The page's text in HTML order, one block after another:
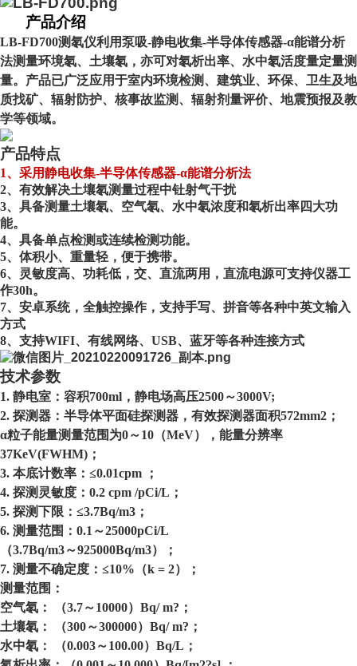
产品介绍
LB-FD700测氡仪利用泵吸-静电收集-半导体传感器-α能谱分析
法测量环境氡、土壤氡，亦可对氡析出率、水中氡活度量定量测
量。产品已广泛应用于室内环境检测、建筑业、环保、卫生及地
质找矿、辐射防护、核事故监测、辐射剂量评价、地震预报及教
学等领域。
产品特点
1、 采用静电收集-半导体传感器-α能谱分析法
2、 有效解决土壤氡测量过程中钍射气干扰
3、 具备测量土壤氡、空气氡、水中氡浓度和氡析出率四大功
能。
4、 具备单点检测或连续检测功能。
5、 体积小、重量轻，便于携带。
6、
灵敏度高、功耗低，交、直流两用，直流电源可支持仪器工
作30h。
7、 安卓系统，全触控操作，支持手写、拼音等各种中英文输入
方式
8、 支持WIFI、有线网络、USB、蓝牙等各种连接方式
技术参数
1. 静电室：容积700ml，静电场高压2500～3000V;
2. 探测器：半导体平面硅探测器，有效探测器面积572mm2；
α粒子能量测量范围为0～10（MeV），能量分辨率
37KeV(FWHM)；
3. 本底计数率：≤0.01cpm ；
4. 探测灵敏度：0.2 cpm /pCi/L；
5. 探测下限：≤3.7Bq/m3；
6. 测量范围：0.1～25000pCi/L
（3.7Bq/m3～925000Bq/m3）；
7. 测量不确定度：≤10%（k = 2）；
测量范围：
空气氡：
（3.7～10000）Bq/ m?；
土壤氡：
（300～300000）Bq/ m?；
水中氡：
（0.003～100.00）Bq/L；